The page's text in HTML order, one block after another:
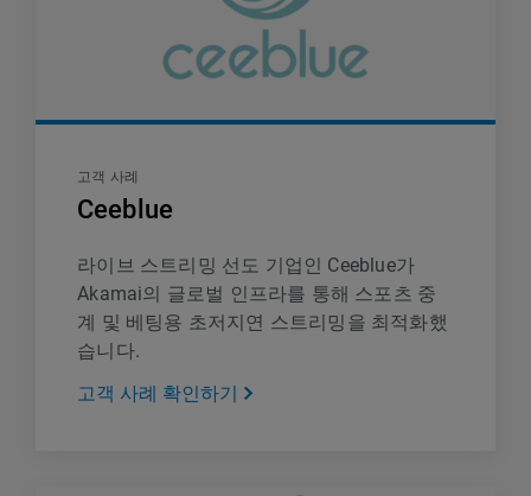
고객 사례
Ceeblue
라이브 스트리밍 선도 기업인 Ceeblue가
Akamai의 글로벌 인프라를 통해 스포츠 중
계 및 베팅용 초저지연 스트리밍을 최적화했
습니다.
고객 사례 확인하기